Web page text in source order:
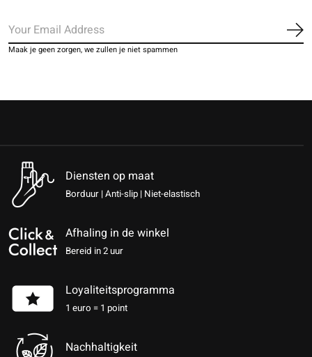
Maak je geen zorgen, we zullen je niet spammen
Diensten op maat
Borduur | Anti-slip | Niet-elastisch
Afhaling in de winkel
Bereid in 2 uur
Loyaliteitsprogramma
1 euro = 1 point
Nachhaltigkeit